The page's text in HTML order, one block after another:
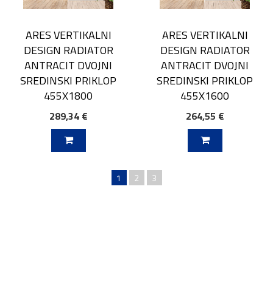
ARES VERTIKALNI
DESIGN RADIATOR
ANTRACIT DVOJNI
SREDINSKI PRIKLOP
455X1800
289,34 €
ARES VERTIKALNI
DESIGN RADIATOR
ANTRACIT DVOJNI
SREDINSKI PRIKLOP
455X1600
264,55 €
1 2 3